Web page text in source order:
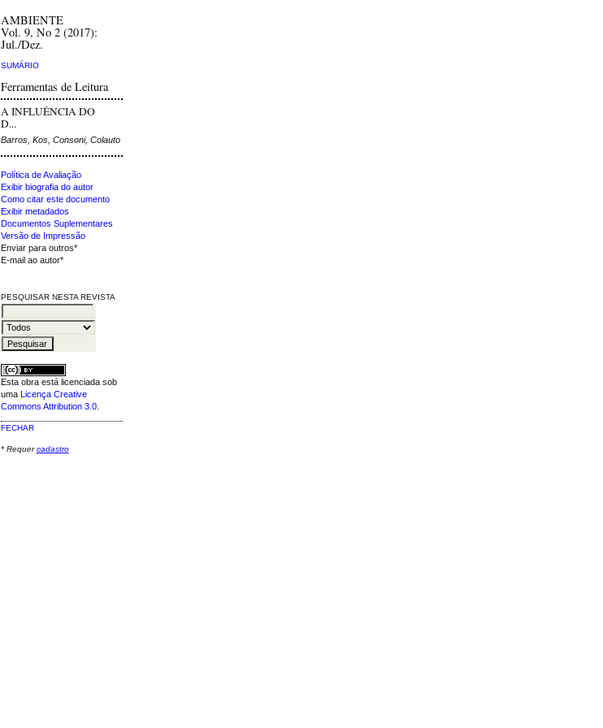
AMBIENTE
Vol. 9, No 2 (2017):
Jul./Dez.
SUMÁRIO
Ferramentas de Leitura
A INFLUÊNCIA DO
D...
Barros, Kos, Consoni, Colauto
Política de Avaliação
Exibir biografia do autor
Como citar este documento
Exibir metadados
Documentos Suplementares
Versão de Impressão
Enviar para outros*
E-mail ao autor*
PESQUISAR NESTA REVISTA
Esta obra está licenciada sob
uma Licença Creative
Commons Attribution 3.0.
FECHAR
* Requercadastro